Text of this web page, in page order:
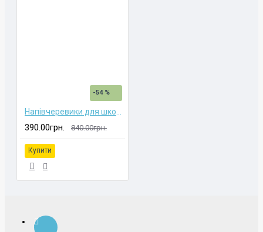
-54 %
390.00грн. 840.00грн.
Купити